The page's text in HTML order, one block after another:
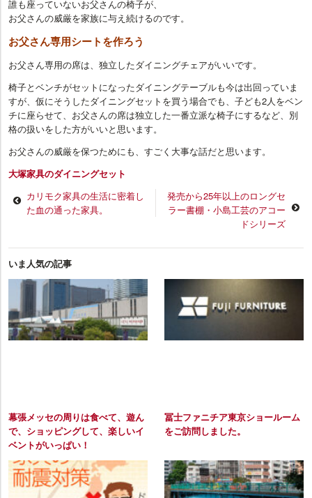
誰も座っていないお父さんの椅子が、
お父さんの威厳を家族に与え続けるのです。
お父さん専用シートを作ろう
お父さん専用の席は、独立したダイニングチェアがいいです。
椅子とベンチがセットになったダイニングテーブルも今は出回っていま
すが、仮にそうしたダイニングセットを買う場合でも、子ども2人をベン
チに座らせて、お父さんの席は独立した一番立派な椅子にするなど、別
格の扱いをした方がいいと思います。
お父さんの威厳を保つためにも、すごく大事な話だと思います。
大塚家具のダイニングセット
カリモク家具の生活に密着し
た血の通った家具。
発売から25年以上のロングセ
ラー書棚・小島工芸のアコー
ドシリーズ
いま人気の記事
幕張メッセの周りは食べて、遊ん
で、ショッピングして、楽しいイ
ベントがいっぱい！
冨士ファニチア東京ショールーム
をご訪問しました。